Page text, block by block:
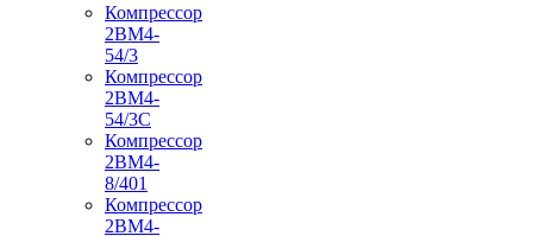
Компрессор
2ВМ4-
54/3
Компрессор
2ВМ4-
54/3С
Компрессор
2ВМ4-
8/401
Компрессор
2ВМ4-